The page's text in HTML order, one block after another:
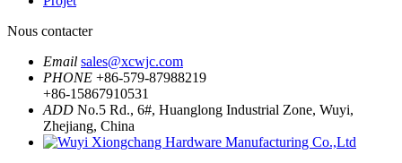
Nous contacter
Email sales@xcwjc.com
PHONE +86-579-87988219
+86-15867910531
ADD No.5 Rd., 6#, Huanglong Industrial Zone, Wuyi,
Zhejiang, China